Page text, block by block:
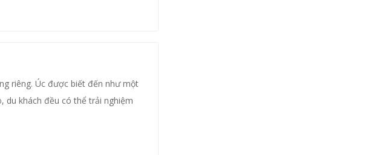
riêng. Úc được biết đến như một
du khách đều có thể trải nghiệm